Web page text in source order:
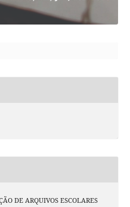
DE ARQUIVOS ESCOLARES